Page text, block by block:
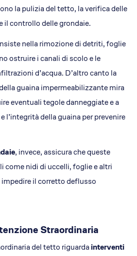
la pulizia del tetto, la verifica delle
il controllo delle grondaie​.
nella rimozione di detriti, foglie
ostruire i canali di scolo e le
d’acqua. D’altro canto la
guaina impermeabilizzante mira
eventuali tegole danneggiate e a
l’integrità della guaina per prevenire
, invece, assicura che queste
come nidi di uccelli, foglie e altri
il corretto deflusso
Straordinaria
del tetto riguardainterventi